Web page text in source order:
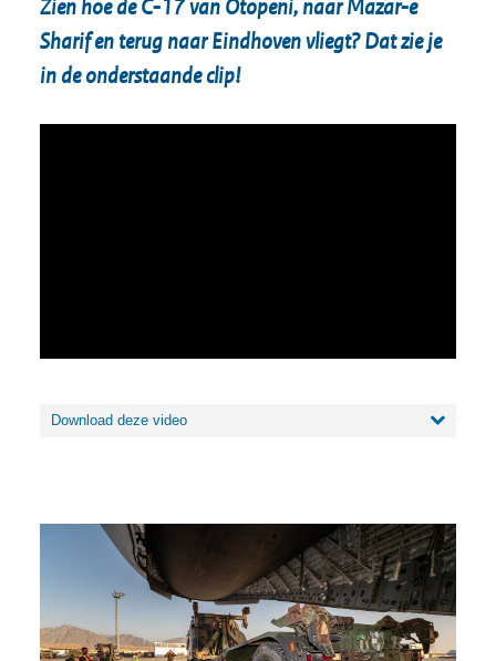
Zien hoe de C-17 van Otopeni, naar Mazar-e
Sharif en terug naar Eindhoven vliegt? Dat zie je
in de onderstaande clip!
Download deze video